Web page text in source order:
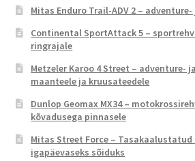
Mitas Enduro Trail-ADV 2 –
Continental SportAttack 5 –
ringrajale
Metzeler Karoo 4 Street – adventure-
maanteele ja kruusateedele
Dunlop Geomax MX34 –
kõvadusega pinnasele
Mitas Street Force –
igapäevaseks sõiduks